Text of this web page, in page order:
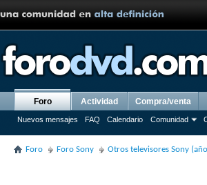
Foro
Nuevos mensajes FAQ Calendario Comunidad
Actividad Compra/venta
Foro Foro Sony Otros televisores Sony